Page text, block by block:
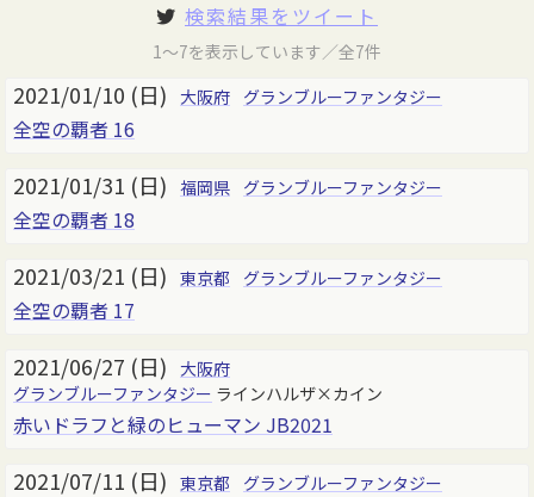
検索結果をツイート
1～7を表示しています／全7件
2021/01/10 (日) 大阪府 グランブルーファンタジー
全空の覇者 16
2021/01/31 (日) 福岡県 グランブルーファンタジー
全空の覇者 18
2021/03/21 (日) 東京都 グランブルーファンタジー
全空の覇者 17
2021/06/27 (日) 大阪府
グランブルーファンタジー ラインハルザ×カイン
赤いドラフと緑のヒューマン JB2021
2021/07/11 (日) 東京都 グランブルーファンタジー